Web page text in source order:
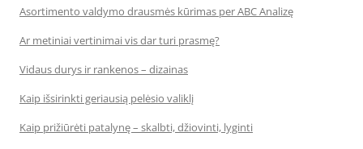
Asortimento valdymo drausmės kūrimas per ABC Analizę
Ar metiniai vertinimai vis dar turi prasmę?
Vidaus durys ir rankenos – dizainas
Kaip išsirinkti geriausią pelėsio valiklį
Kaip prižiūrėti patalynę – skalbti, džiovinti, lyginti